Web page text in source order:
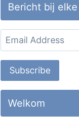
Bericht bij
Email
Address
Subscribe
Welkom